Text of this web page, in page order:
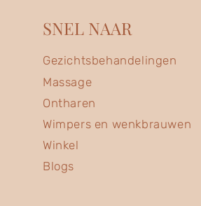
SNEL NAAR
Gezichtsbehandelingen
Massage
Ontharen
Wimpers en wenkbrauwen
Winkel
Blogs